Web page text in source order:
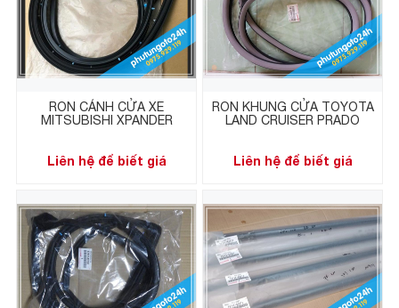
RON CÁNH CỬA XE
MITSUBISHI XPANDER
Liên hệ để biết giá
RON KHUNG CỬA TOYOTA
LAND CRUISER PRADO
Liên hệ để biết giá